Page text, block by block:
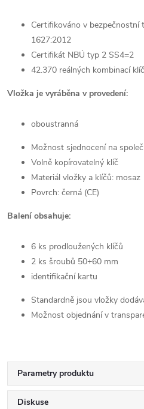
Certifikováno v bezpečnostní
1627:2012
Certifikát NBÚ typ 2 SS4=2
42.370 reálných kombinací
Vložka je vyráběna v provedení:
oboustranná
Možnost sjednocení na
Volně kopírovatelný klíč
Materiál vložky a klíčů: mosaz
Povrch: černá (CE)
Balení obsahuje:
6 ks prodloužených klíčů
2 ks šroubů 50+60 mm
identifikační kartu
Standardně jsou vložky
Možnost objednání v
Parametry produktu
Diskuse